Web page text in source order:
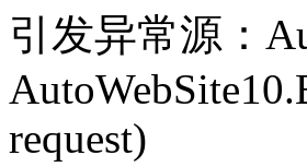
引发异常源：
request)